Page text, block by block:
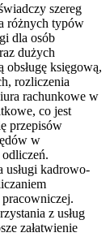
szereg
różnych typów
dla osób
dużych
księgową,
rozliczenia
rachunkowe w
co jest
przepisów
w
kadrowo-
z usług
załatwienie